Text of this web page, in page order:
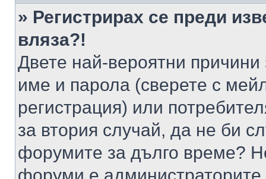
» Регистрирах се преди
вляза?!
Двете най-вероятни
име и парола (сверете с
регистрация) или
за втория случай, да не би
форумите за дълго време?